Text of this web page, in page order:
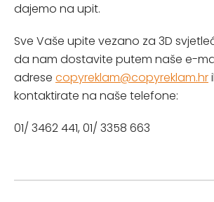
dajemo na upit.
Sve Vaše upite vezano za 3D
da nam dostavite putem naše e-
adrese copyreklam@copyreklam.hr
kontaktirate na naše telefone:
01/ 3462 441, 01/ 3358 663